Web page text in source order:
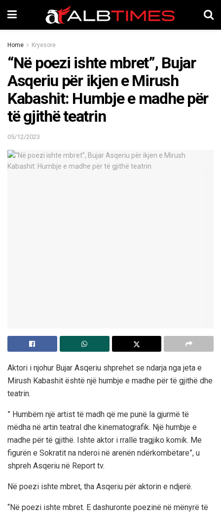
Home Kryesore
“Në poezi ishte mbret”, Bujar
Asqeriu për ikjen e Mirush
Kabashit: Humbje e madhe për
të gjithë teatrin
05/12/2023
Aktori i njohur Bujar Asqeriu shprehet se ndarja nga jeta e
Mirush Kabashit është një humbje e madhe për të gjithë dhe
teatrin.
” Humbëm një artist të madh që me punë la gjurmë të
mëdha në artin teatral dhe kinematografik. Një humbje e
madhe për të gjithë. Ishte aktor i rrallë tragjiko komik. Me
figurën e Sokratit na nderoi në arenën ndërkombëtare”, u
shpreh Asqeriu në Report tv.
Në poezi ishte mbret, tha Asqeriu për aktorin e ndjerë.
“Në poezi ishte mbret. E dashuronte poezinë në mënyrë të